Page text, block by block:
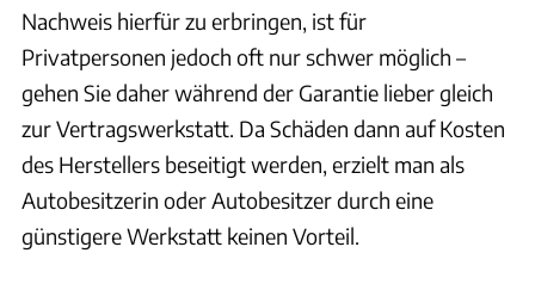
Nachweis hierfür zu erbringen, ist für
Privatpersonen jedoch oft nur schwer möglich –
gehen Sie daher während der Garantie lieber gleich
zur Vertragswerkstatt. Da Schäden dann auf Kosten
des Herstellers beseitigt werden, erzielt man als
Autobesitzerin oder Autobesitzer durch eine
günstigere Werkstatt keinen Vorteil.